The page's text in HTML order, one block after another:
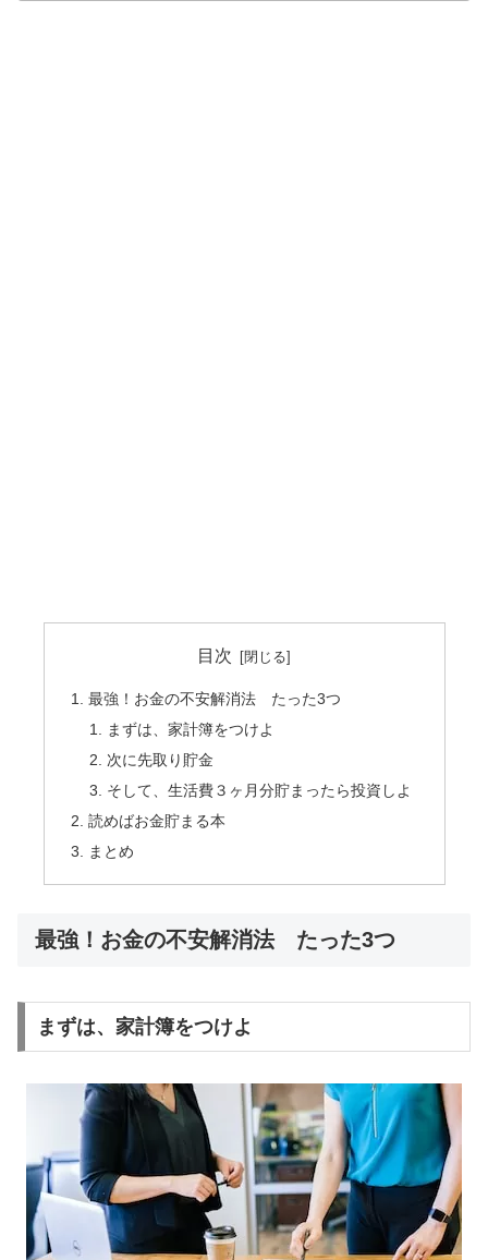
目次
最強！お金の不安解消法 たった3つ
まずは、家計簿をつけよ
次に先取り貯金
そして、生活費３ヶ月分貯まったら投資しよ
読めばお金貯まる本
まとめ
最強！お金の不安解消法 たった3つ
まずは、家計簿をつけよ